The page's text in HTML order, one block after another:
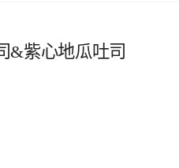
&紫心地瓜吐司